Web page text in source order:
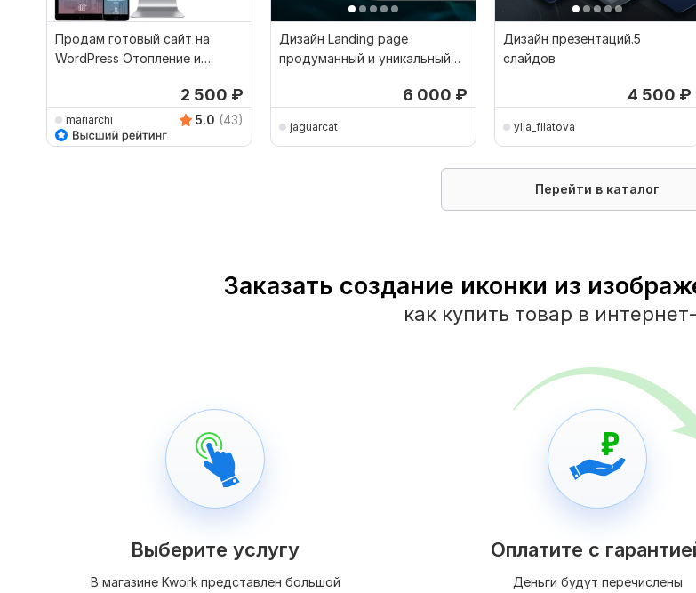
Продам готовый сайт на
WordPress Отопление и
2 500 ₽
mariarchi 5.0 (43)
Дизайн Landing page
продуманный и уникальный
6 000 ₽
jaguarcat
Дизайн презентаций.5
слайдов
4 500 ₽
ylia_filatova
Перейти в каталог
Заказать создание иконки из
как купить товар в
Выберите услугу
В магазине Kwork представлен большой
Оплатите с
Деньги будут перечислены